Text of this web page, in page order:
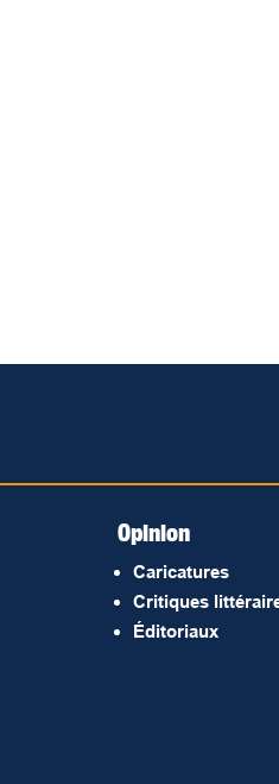
Opinion
Caricatures
Critiques
Éditoriaux